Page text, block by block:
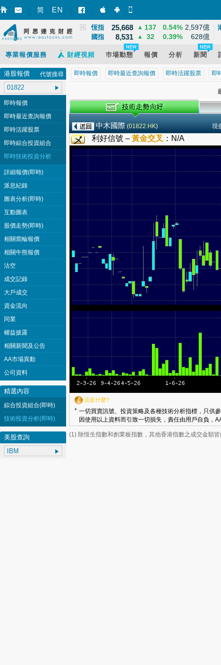
简 EN 智財迅 (iPhone)
智財迅 (Android)
上證 3,940
恆指 25,668 ▲ 137 0.54% 2,597億
國指 8,531 ▲ 32 0.39% 628億
專業報價服務 財經視頻 巿場動態 報價 分析 新聞
即時報價 即時最近查詢報價 即時活躍股票 即
中木國際 (01822.HK) 現
利好信號 – 黃金交叉 ： N/A
這是什麼?
* 一切買賣訊號、投資策略及各種技術分析指標，只供
因使用以上資料而引致一切損失，責任由用戶自負，
(1) 除恆生指數和創業板指數，其他香港指數之成交金額
港股報價 代號搜尋
即時報價
即時最近查詢報價
即時活躍股票
即時綜合投資組合
即時技術投資分析
詳細報價(即時)
派息紀錄
圖表分析(即時)
互動圖表
股價走勢(即時)
相關窩輪報價
相關牛熊報價
沽空
成交記錄
大戶成交
資金流向
同業
權益披露
相關新聞及公告
AA市場異動
公司資料
精選內容
綜合投資組合(即時)
技術投資分析(即時)
美股查詢